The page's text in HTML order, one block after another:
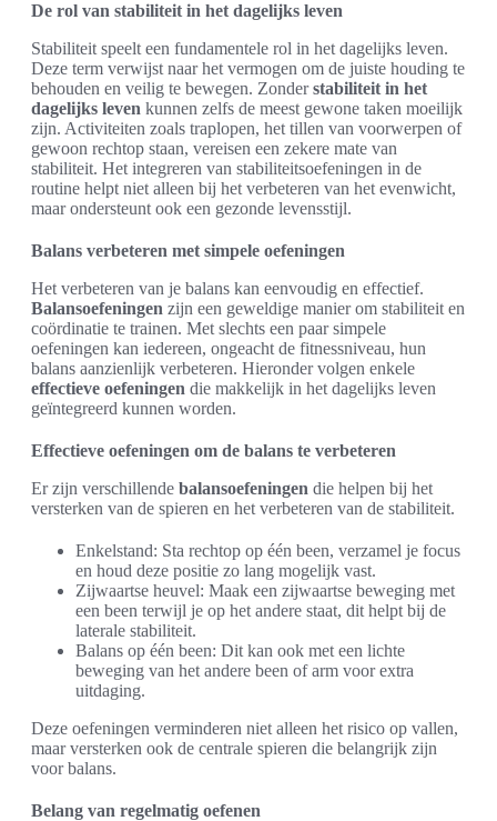
De rol van stabiliteit in het dagelijks leven
Stabiliteit speelt een fundamentele rol in het dagelijks leven.
Deze term verwijst naar het vermogen om de juiste houding te
behouden en veilig te bewegen. Zonderstabiliteit in het
dagelijks leven kunnen zelfs de meest gewone taken moeilijk
zijn. Activiteiten zoals traplopen, het tillen van voorwerpen of
gewoon rechtop staan, vereisen een zekere mate van
stabiliteit. Het integreren van stabiliteitsoefeningen in de
routine helpt niet alleen bij het verbeteren van het evenwicht,
maar ondersteunt ook een gezonde levensstijl.
Balans verbeteren met simpele oefeningen
Het verbeteren van je balans kan eenvoudig en effectief.
Balansoefeningen zijn een geweldige manier om stabiliteit en
coördinatie te trainen. Met slechts een paar simpele
oefeningen kan iedereen, ongeacht de fitnessniveau, hun
balans aanzienlijk verbeteren. Hieronder volgen enkele
effectieve oefeningen die makkelijk in het dagelijks leven
geïntegreerd kunnen worden.
Effectieve oefeningen om de balans te verbeteren
Er zijn verschillende balansoefeningen die helpen bij het
versterken van de spieren en het verbeteren van de stabiliteit.
Enkelstand: Sta rechtop op één been, verzamel je focus
en houd deze positie zo lang mogelijk vast.
Zijwaartse heuvel: Maak een zijwaartse beweging met
een been terwijl je op het andere staat, dit helpt bij de
laterale stabiliteit.
Balans op één been: Dit kan ook met een lichte
beweging van het andere been of arm voor extra
uitdaging.
Deze oefeningen verminderen niet alleen het risico op vallen,
maar versterken ook de centrale spieren die belangrijk zijn
voor balans.
Belang van regelmatig oefenen